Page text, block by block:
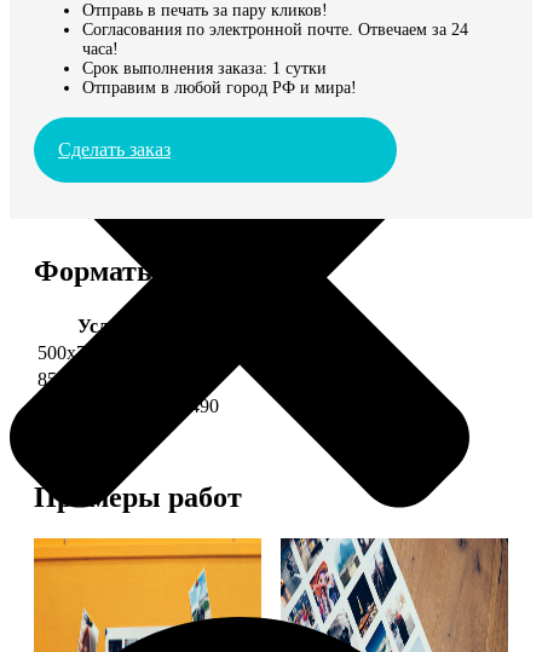
Отправь в печать за пару кликов!
Согласования по электронной почте. Отвечаем за 24
часа!
Срок выполнения заказа: 1 сутки
Отправим в любой город РФ и мира!
Сделать заказ
Форматы и цены
Услуга
500х700 глянец
850х600 глянец
5490
Примеры работ